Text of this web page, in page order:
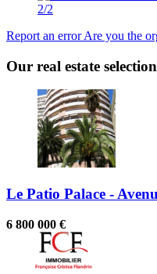
Report an errorAre you the
Our real estate selection
Le Patio Palace -
6 800 000 €